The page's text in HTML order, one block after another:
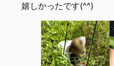
嬉しかったです(^^)